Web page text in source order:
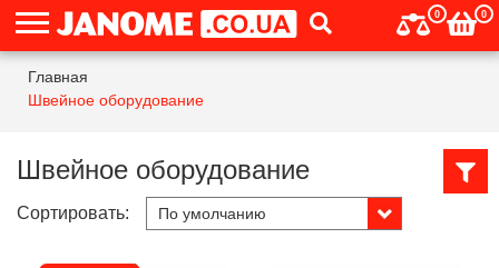
0 0
Главная
Швейное оборудование
Швейное оборудование
Сортировать: